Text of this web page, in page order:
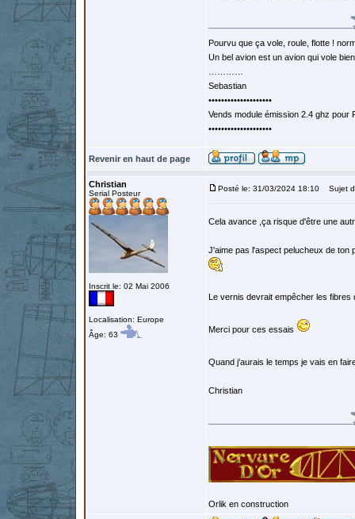
Pourvu que ça vole, roule, flotte !
Un bel avion est un avion qui vole
Sebastian
••••••••••••••••••••
Vends module émission 2.4 ghz
••••••••••••••••••••
Revenir en haut de page
Christian
Serial Posteur
Inscrit le: 02 Mai 2006
Localisation: Europe
Âge: 63
Posté le: 31/03/2024 18:10 Sujet
Cela avance ,ça risque d'être une
J'aime pas l'aspect pelucheux de ton
Le vernis devrait empêcher les fibres
Merci pour ces essais
Quand j'aurais le temps je vais en
Christian
Orlik en construction